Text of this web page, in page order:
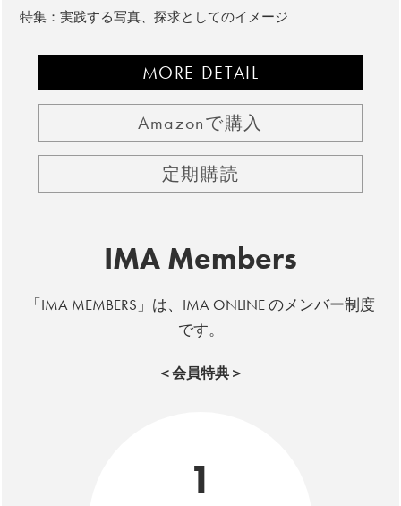
特集：実践する写真、探求としてのイメージ
MORE DETAIL
Amazonで購入
定期購読
IMA Members
「IMA MEMBERS」は、IMA ONLINE のメンバー制度
です。
＜会員特典＞
1